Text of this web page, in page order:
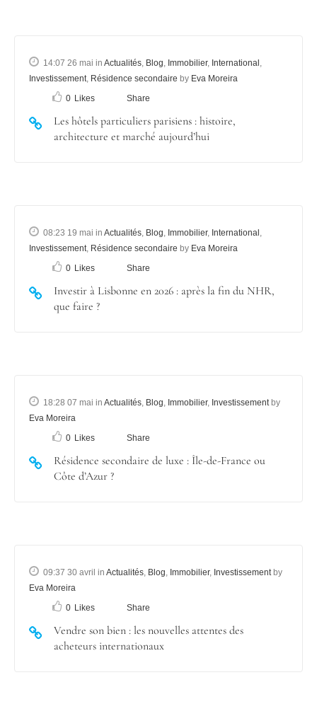
14:07 26 mai in Actualités, Blog, Immobilier, International ,
Investissement, Résidence secondaire by Eva Moreira
0 Likes Share
Les hôtels particuliers parisiens : histoire,
architecture et marché aujourd’hui
08:23 19 mai in Actualités, Blog, Immobilier, International ,
Investissement, Résidence secondaire by Eva Moreira
0 Likes Share
Investir à Lisbonne en 2026 : après la fin du NHR,
que faire ?
18:28 07 mai in Actualités, Blog, Immobilier, Investissement by
Eva Moreira
0 Likes Share
Résidence secondaire de luxe : Île-de-France ou
Côte d’Azur ?
09:37 30 avril in Actualités, Blog, Immobilier, Investissement by
Eva Moreira
0 Likes Share
Vendre son bien : les nouvelles attentes des
acheteurs internationaux